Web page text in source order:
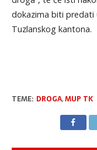
dokazima biti predati
Tuzlanskog kantona.
TEME: DROGA,MUP TK